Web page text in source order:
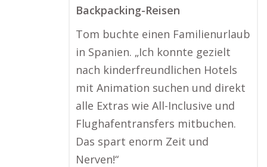
Backpacking-Reisen
Tom buchte einen Familienurlaub
in Spanien. „Ich konnte gezielt
nach kinderfreundlichen Hotels
mit Animation suchen und direkt
alle Extras wie All-Inclusive und
Flughafentransfers mitbuchen.
Das spart enorm Zeit und
Nerven!“